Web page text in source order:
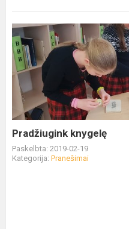
Pradžiugink knygelę
Paskelbta: 2019-02-19
Kategorija: Pranešimai